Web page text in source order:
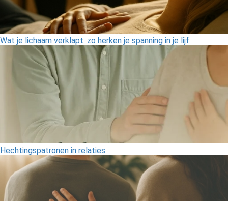
Wat je lichaam verklapt: zo herken je spanning in je lijf
Hechtingspatronen in relaties